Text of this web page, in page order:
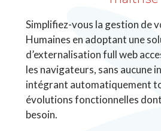
Simplifiez-vous la gestion de
Humaines en adoptant une
d’externalisation full web
les navigateurs, sans aucune
intégrant automatiquement
évolutions fonctionnelles
besoin.